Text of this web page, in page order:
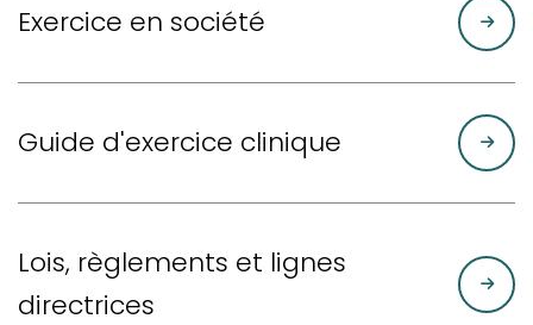
Exercice en société
Guide d'exercice clinique
Lois, règlements et lignes
directrices